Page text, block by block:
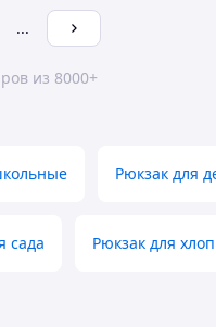
...
из 8000+
Рюкзак для
сада Рюкзак для